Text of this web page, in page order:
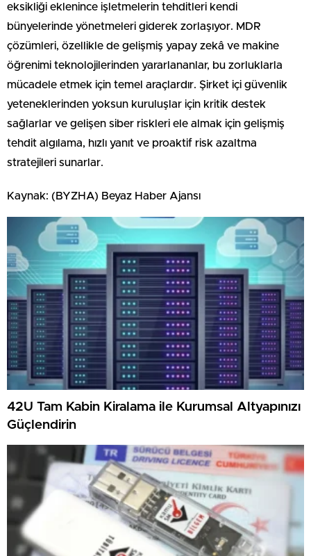
eksikliği eklenince işletmelerin tehditleri kendi
bünyelerinde yönetmeleri giderek zorlaşıyor. MDR
çözümleri, özellikle de gelişmiş yapay zekâ ve makine
öğrenimi teknolojilerinden yararlananlar, bu zorluklarla
mücadele etmek için temel araçlardır. Şirket içi güvenlik
yeteneklerinden yoksun kuruluşlar için kritik destek
sağlarlar ve gelişen siber riskleri ele almak için gelişmiş
tehdit algılama, hızlı yanıt ve proaktif risk azaltma
stratejileri sunarlar.
Kaynak: (BYZHA) Beyaz Haber Ajansı
42U Tam Kabin Kiralama ile Kurumsal Altyapınızı
Güçlendirin